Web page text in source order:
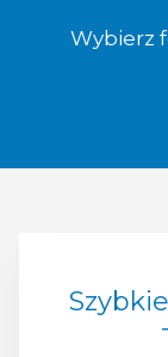
Wybierz